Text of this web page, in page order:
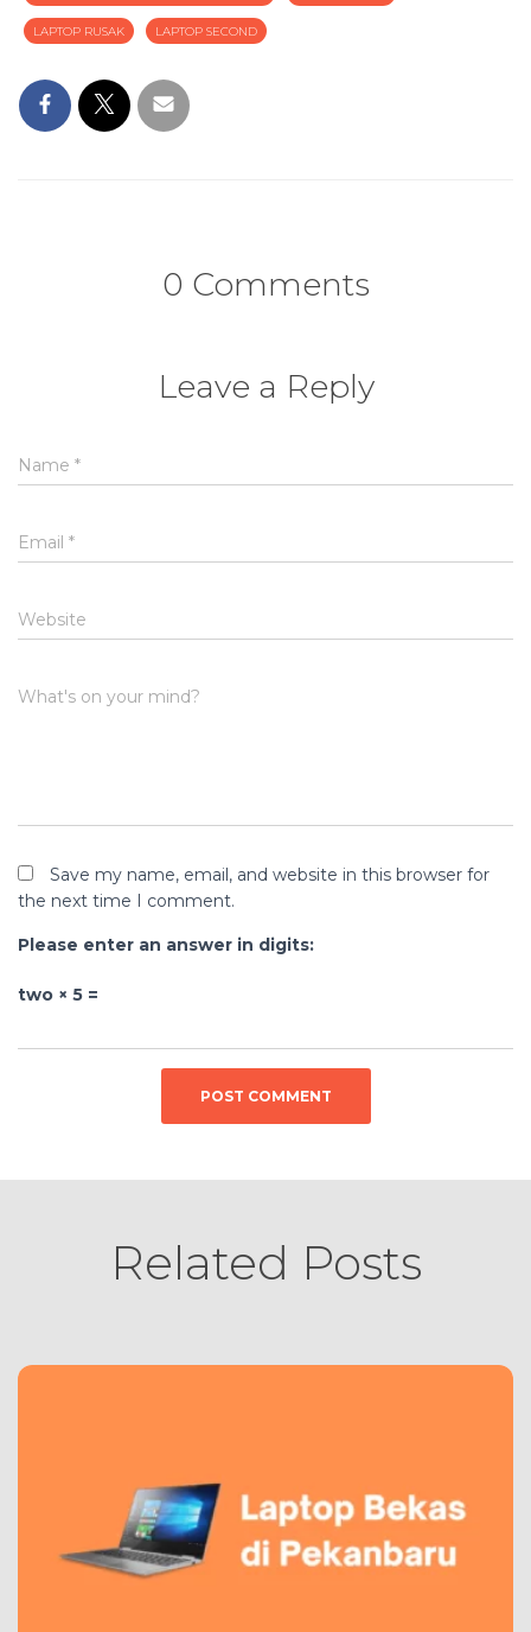
LAPTOP RUSAK LAPTOP SECOND
0 Comments
Leave a Reply
Name *
Email *
Website
What's on your mind?
Save my name, email, and website in this browser for
the next time I comment.
Please enter an answer in digits:
two × 5 =
Related Posts